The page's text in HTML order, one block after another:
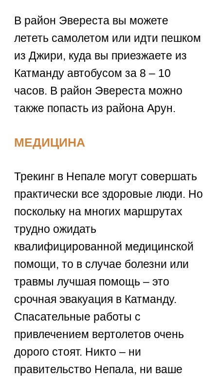
В район Эвереста вы можете
лететь самолетом или идти пешком
из Джири, куда вы приезжаете из
Катманду автобусом за 8 – 10
часов. В район Эвереста можно
также попасть из района Арун.
МЕДИЦИНА
Трекинг в Непале могут совершать
практически все здоровые люди. Но
поскольку на многих маршрутах
трудно ожидать
квалифицированной медицинской
помощи, то в случае болезни или
травмы лучшая помощь – это
срочная эвакуация в Катманду.
Спасательные работы с
привлечением вертолетов очень
дорого стоят. Никто – ни
правительство Непала, ни ваше